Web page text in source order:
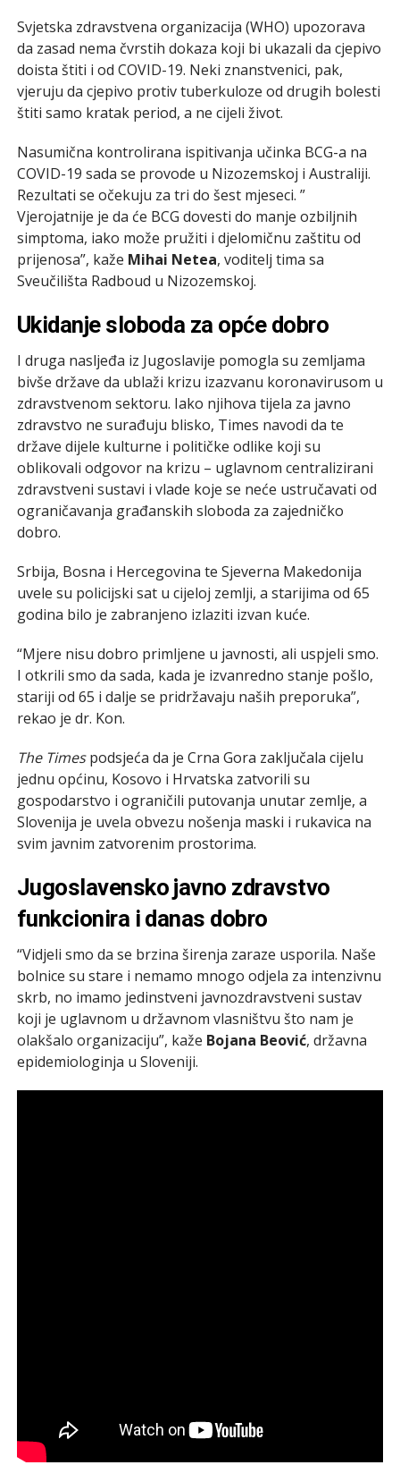
Svjetska zdravstvena organizacija (WHO) upozorava
da zasad nema čvrstih dokaza koji bi ukazali da cjepivo
doista štiti i od COVID-19. Neki znanstvenici, pak,
vjeruju da cjepivo protiv tuberkuloze od drugih bolesti
štiti samo kratak period, a ne cijeli život.
Nasumična kontrolirana ispitivanja učinka BCG-a na
COVID-19 sada se provode u Nizozemskoj i Australiji.
Rezultati se očekuju za tri do šest mjeseci. ”
Vjerojatnije je da će BCG dovesti do manje ozbiljnih
simptoma, iako može pružiti i djelomičnu zaštitu od
prijenosa”, kaže Mihai Netea, voditelj tima sa
Sveučilišta Radboud u Nizozemskoj.
Ukidanje sloboda za opće dobro
I druga nasljeđa iz Jugoslavije pomogla su zemljama
bivše države da ublaži krizu izazvanu koronavirusom u
zdravstvenom sektoru. Iako njihova tijela za javno
zdravstvo ne surađuju blisko, Times navodi da te
države dijele kulturne i političke odlike koji su
oblikovali odgovor na krizu – uglavnom centralizirani
zdravstveni sustavi i vlade koje se neće ustručavati od
ograničavanja građanskih sloboda za zajedničko
dobro.
Srbija, Bosna i Hercegovina te Sjeverna Makedonija
uvele su policijski sat u cijeloj zemlji, a starijima od 65
godina bilo je zabranjeno izlaziti izvan kuće.
“Mjere nisu dobro primljene u javnosti, ali uspjeli smo.
I otkrili smo da sada, kada je izvanredno stanje pošlo,
stariji od 65 i dalje se pridržavaju naših preporuka”,
rekao je dr. Kon.
The Timespodsjeća da je Crna Gora zaključala cijelu
jednu općinu, Kosovo i Hrvatska zatvorili su
gospodarstvo i ograničili putovanja unutar zemlje, a
Slovenija je uvela obvezu nošenja maski i rukavica na
svim javnim zatvorenim prostorima.
Jugoslavensko javno zdravstvo
funkcionira i danas dobro
“Vidjeli smo da se brzina širenja zaraze usporila. Naše
bolnice su stare i nemamo mnogo odjela za intenzivnu
skrb, no imamo jedinstveni javnozdravstveni sustav
koji je uglavnom u državnom vlasništvu što nam je
olakšalo organizaciju”, kaže Bojana Beović, državna
epidemiologinja u Sloveniji.